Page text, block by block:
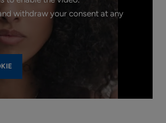
withdraw your consent at any